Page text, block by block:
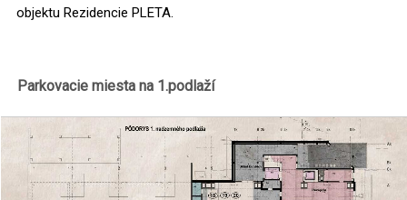
objektu Rezidencie PLETA.
Parkovacie miesta na 1.podlaží